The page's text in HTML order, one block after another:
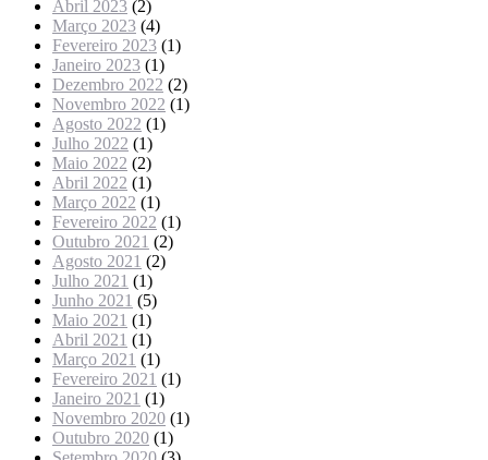
Abril 2023 (2)
Março 2023 (4)
Fevereiro 2023 (1)
Janeiro 2023 (1)
Dezembro 2022 (2)
Novembro 2022 (1)
Agosto 2022 (1)
Julho 2022 (1)
Maio 2022 (2)
Abril 2022 (1)
Março 2022 (1)
Fevereiro 2022 (1)
Outubro 2021 (2)
Agosto 2021 (2)
Julho 2021 (1)
Junho 2021 (5)
Maio 2021 (1)
Abril 2021 (1)
Março 2021 (1)
Fevereiro 2021 (1)
Janeiro 2021 (1)
Novembro 2020 (1)
Outubro 2020 (1)